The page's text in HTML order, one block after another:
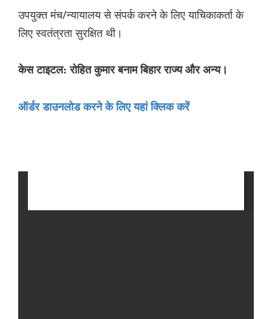
उपयुक्त मंच/न्यायालय से संपर्क करने के लिए याचिकाकर्ता के
लिए स्वतंत्रता सुरक्षित थी।
केस टाइटल: रोहित कुमार बनाम बिहार राज्य और अन्य।
ऑर्डर डाउनलोड करने के लिए यहां क्लिक करें